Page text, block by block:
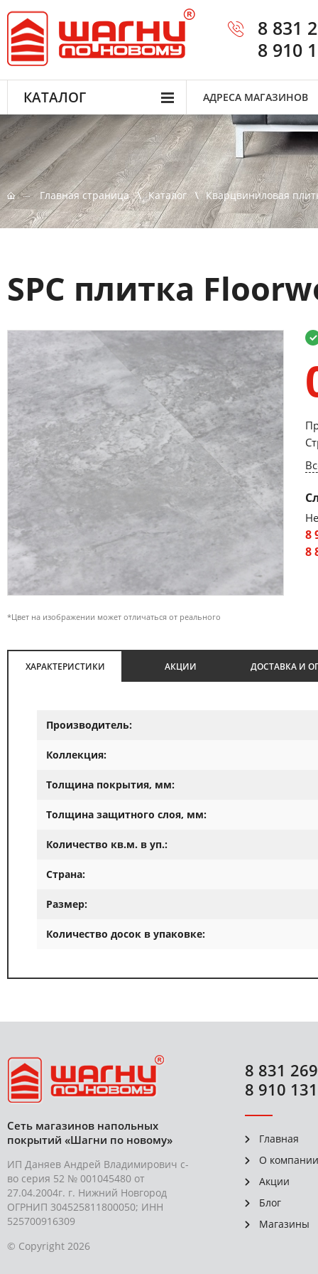
8 831
8 910
КАТАЛОГ АДРЕСА МАГАЗИНОВ
Главная страница Каталог Кварцвиниловая
SPC плитка
*Цвет на изображении может отличаться от реального
8
8
ХАРАКТЕРИСТИКИ АКЦИИ ДОСТАВКА И
Производитель:
Коллекция:
Толщина покрытия, мм:
Толщина защитного слоя, мм:
Количество кв.м. в уп.:
Страна:
Размер:
Количество досок в упаковке:
Сеть магазинов напольных
покрытий «Шагни по новому»
ИП Даняев Андрей Владимирович с-
во серия 52 № 001045480 от
27.04.2004г. г. Нижний Новгород
ОГРНИП 304525811800050; ИНН
525700916309
© Copyright 2026
8 831
8 910
Главная
О компании
Акции
Блог
Магазины